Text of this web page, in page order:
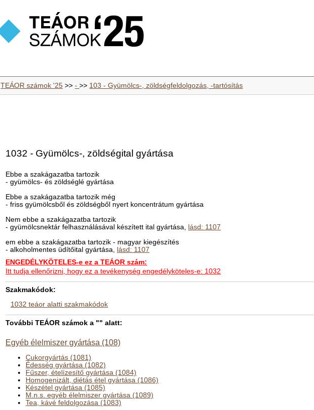
TEÁOR számok '25 >>->> 103 - Gyümölcs-, zöldségfeldolgozás, -tartósítás
1032 - Gyümölcs-, zöldségital gyártása
Ebbe a szakágazatba tartozik
- gyümölcs- és zöldséglé gyártása
Ebbe a szakágazatba tartozik még
- friss gyümölcsből és zöldségből nyert koncentrátum gyártása
Nem ebbe a szakágazatba tartozik
- gyümölcsnektár felhasználásával készített ital gyártása, lásd: 1107
em ebbe a szakágazatba tartozik - magyar kiegészítés
- alkoholmentes üdítőital gyártása, lásd: 1107
ENGEDÉLYKÖTELES-e ez a TEÁOR szám:
Itt tudja ellenőrizni, hogy ez a tevékenység engedélyköteles-e: 1032
Szakmakódok:
1032 teáor alatti szakmakódok
További TEÁOR számok a "" alatt:
Egyéb élelmiszer gyártása (108)
Cukorgyártás (1081)
Édesség gyártása (1082)
Fűszer, ételízesítő gyártása (1084)
Homogenizált, diétás étel gyártása (1086)
Készétel gyártása (1085)
M.n.s. egyéb élelmiszer gyártása (1089)
Tea, kávé feldolgozása (1083)